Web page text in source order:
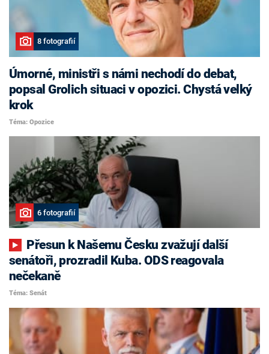
8 fotografií
Úmorné, ministři s námi nechodí do debat,
popsal Grolich situaci v opozici. Chystá velký
krok
Téma: Opozice
6 fotografií
senátoři, prozradil Kuba. ODS reagovala
nečekaně
Téma: Senát